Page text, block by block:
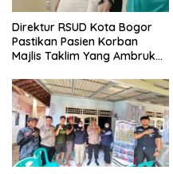
Direktur RSUD Kota Bogor
Pastikan Pasien Korban
Majlis Taklim Yang Ambruk
Perawatan Maksimal